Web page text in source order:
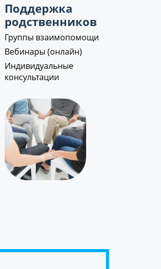
Поддержка
родственников
Группы взаимопомощи
Вебинары (онлайн)
Индивидуальные
консультации